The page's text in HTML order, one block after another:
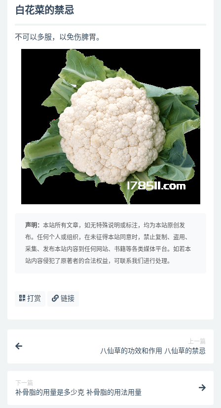
白花菜的禁忌
不可以多服，以免伤脾胃。
声明： 本站所有文章，如无特殊说明或标注，均为本站原创发
布。任何个人或组织，在未征得本站同意时，禁止复制、盗用、
采集、发布本站内容到任何网站、书籍等各类媒体平台。如若本
站内容侵犯了原著者的合法权益，可联系我们进行处理。
打赏 链接
上一篇
八仙草的功效和作用 八仙草的禁忌
下一篇
补骨脂的用量是多少克 补骨脂的用法用量